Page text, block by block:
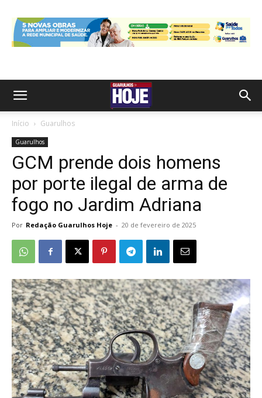
Início Guarulhos
Guarulhos
GCM prende dois homens
por porte ilegal de arma de
fogo no Jardim Adriana
Por Redação Guarulhos Hoje - 20 de fevereiro de 2025